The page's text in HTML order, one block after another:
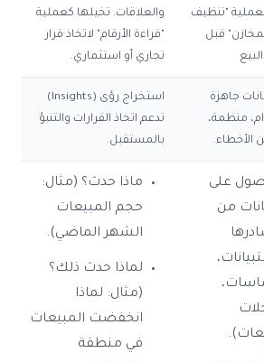
"تنظيف
قبل
والعلاقات. تخيلها كعملية
"قراءة الأرقام" لاتخاذ قرار
تجاري أو استثماري.
جاهزة
منظمة،
الأخطاء.
استخراج رؤى (Insights)
تدعم اتخاذ القرارات والتنبؤ
بالمستقبل.
على
من
ماذا حدث؟ (مثال:
حجم المبيعات
الشهر الماضي).
لماذا حدث ذلك؟
(مثال: لماذا
انخفضت المبيعات
في منطقة